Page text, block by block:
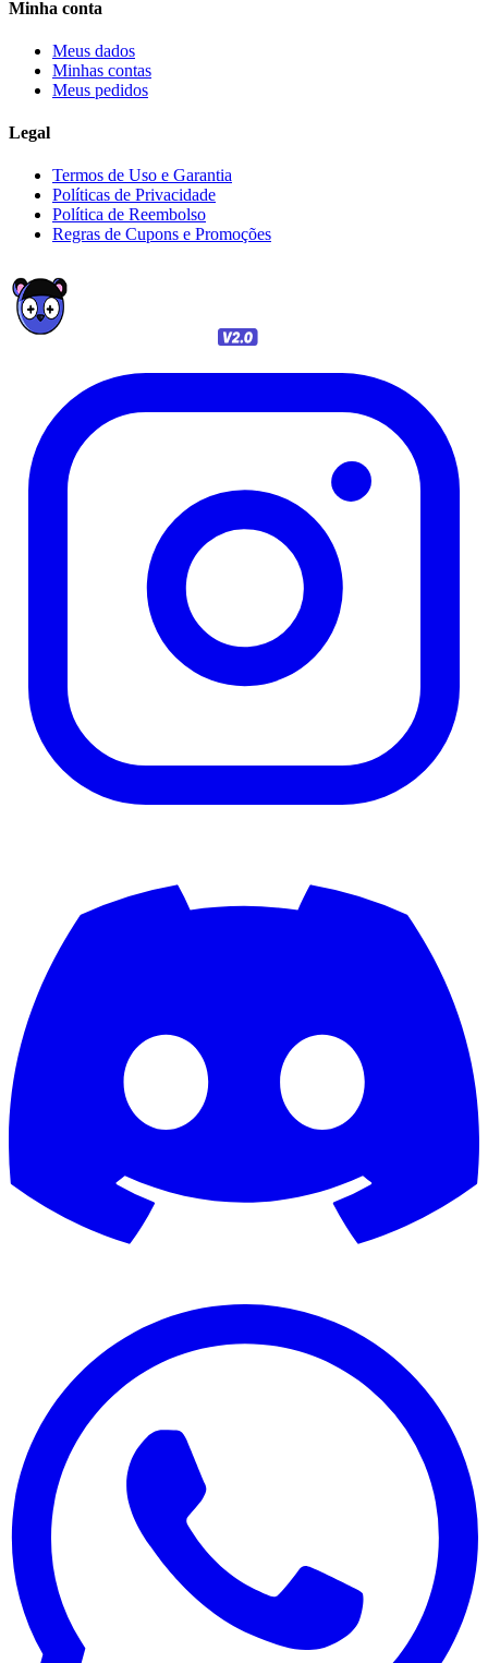
Minha conta
Meus dados
Minhas contas
Meus pedidos
Legal
Termos de Uso e Garantia
Políticas de Privacidade
Política de Reembolso
Regras de Cupons e Promoções